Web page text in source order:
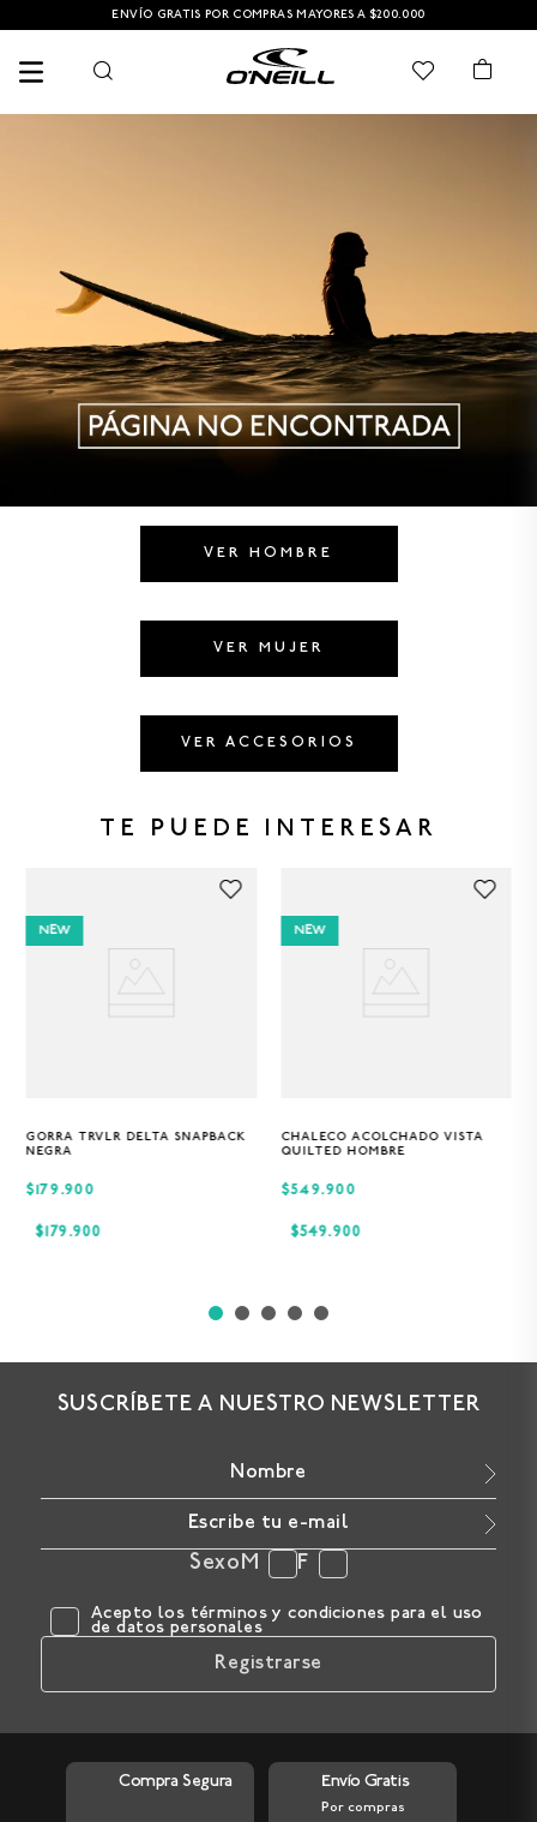
ENVÍO GRATIS POR COMPRAS MAYORES A $200.000
VER HOMBRE
VER MUJER
VER ACCESORIOS
TE PUEDE INTERESAR
NEW
GORRA TRVLR DELTA SNAPBACK
NEGRA
Única
$179.900
$ 179.900
NEW
CHALECO ACOLCHADO VISTA
QUILTED HOMBRE
S M XL
$549.900
$549.900
SUSCRÍBETE A NUESTRO NEWSLETTER
SexoM F
Acepto los términos y condiciones para el uso
de datos personales
Registrarse
Compra Segura Envío Gratis
Por compras
PANTALONETAS HOMBRE
4. GORRA
BERMUDAS
7. HOMBRE